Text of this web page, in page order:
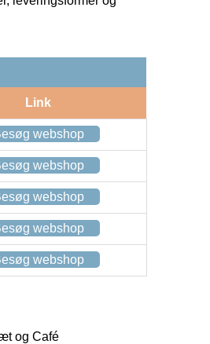
Link
webshop
webshop
webshop
webshop
webshop
og Café